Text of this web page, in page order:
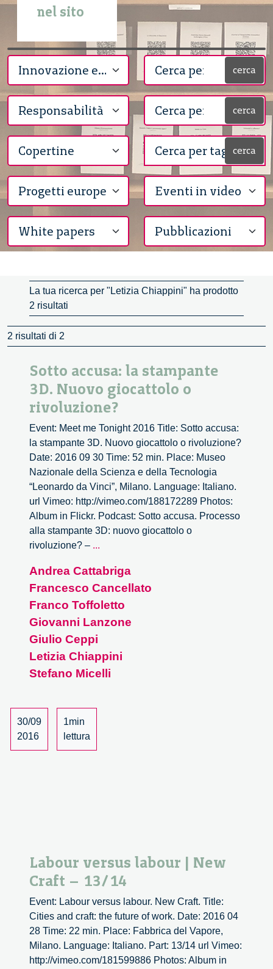
nel sito
cerca
cerca
cerca
La tua ricerca per "Letizia Chiappini" ha prodotto
2 risultati
2 risultati di 2
Sotto accusa: la stampante
3D. Nuovo giocattolo o
rivoluzione?
Event: Meet me Tonight 2016 Title: Sotto accusa:
la stampante 3D. Nuovo giocattolo o rivoluzione?
Date: 2016 09 30 Time: 52 min. Place: Museo
Nazionale della Scienza e della Tecnologia
“Leonardo da Vinci”, Milano. Language: Italiano.
url Vimeo: http://vimeo.com/188172289 Photos:
Album in Flickr. Podcast: Sotto accusa. Processo
alla stampante 3D: nuovo giocattolo o
rivoluzione? – ...
la
stampante
3D.
Nuovo
rivoluzione?
Andrea Cattabriga
Francesco Cancellato
Franco Toffoletto
Giovanni Lanzone
Giulio Ceppi
Letizia Chiappini
Stefano Micelli
30/09
2016
1min
lettura
Labour versus labour | New
Craft – 13/14
Event: Labour versus labour. New Craft. Title:
Cities and craft: the future of work. Date: 2016 04
28 Time: 22 min. Place: Fabbrica del Vapore,
Milano. Language: Italiano. Part: 13/14 url Vimeo:
http://vimeo.com/181599886 Photos: Album in